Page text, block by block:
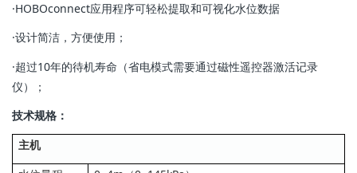
·HOBOconnect应用程序可轻松提取和可视化水位数据
·设计简洁，方便使用；
·超过10年的待机寿命（省电模式需要通过磁性遥控器激活记录
仪）；
技术规格：
主机